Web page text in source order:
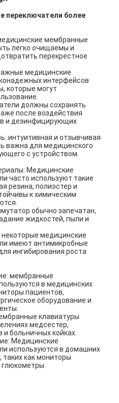
переключатели более
мембранные
легко очищаемы и
перекрестное
медицинские
интерфейсов
которые могут
должны сохранять
после воздействия
и дезинфицирующих
интуитивная и отзывчивая
важна для медицинского
с устройством.
Медицинские
часто используют такие
резина, полиэстер и
к химическим
обычно запечатан,
жидкостей, пыли и
медицинские
имеют антимикробные
ингибирования роста
мембранные
в медицинских
пациентов,
оборудование и
клавиатуры
медсестер,
больничных койках.
Медицинские
используются в домашних
таких как мониторы
глюкометры.